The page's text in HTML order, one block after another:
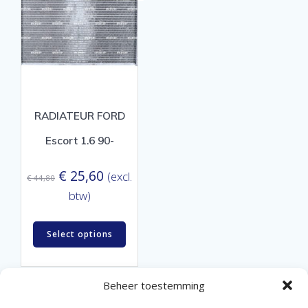
Beheer toestemming
RADIATEUR FORD
Escort 1.6 90-
€44,80 Oorspronkelijke
prijs
€ 44,80.
€ 25,60 Huidige
€ 25,60.
(excl.
btw)
Select options